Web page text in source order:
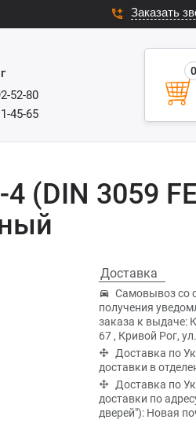
Заказать
52-80
45-65
0
(DIN 3059
Доставка
Самовывоз со
получения
заказа к выдаче:
67 , Кривой Рог,
Доставка по
доставки в
Доставка по
доставки по
дверей"): Новая